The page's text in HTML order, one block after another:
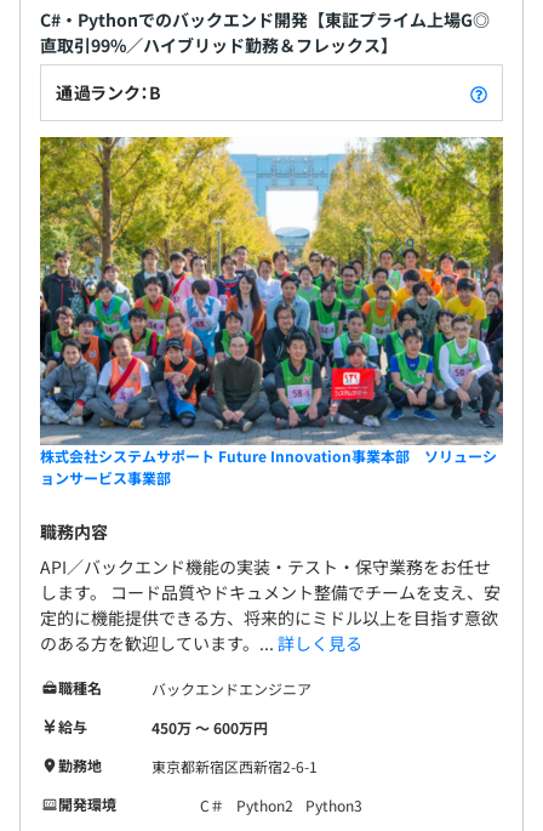
C#・Pythonでのバックエンド開発【東証プライム上場G◎
直取引99%／ハイブリッド勤務＆フレックス】
通過ランク：B
株式会社システムサポート Future Innovation事業本部 ソリューシ
ョンサービス事業部
職務内容
API／バックエンド機能の実装・テスト・保守業務をお任せ
します。 コード品質やドキュメント整備でチームを支え、安
定的に機能提供できる方、将来的にミドル以上を目指す意欲
のある方を歓迎しています。... 詳しく見る
職種名
バックエンドエンジニア
給与
450万 〜 600万円
勤務地
東京都新宿区西新宿2-6-1
開発環境
C＃ Python2
Python3